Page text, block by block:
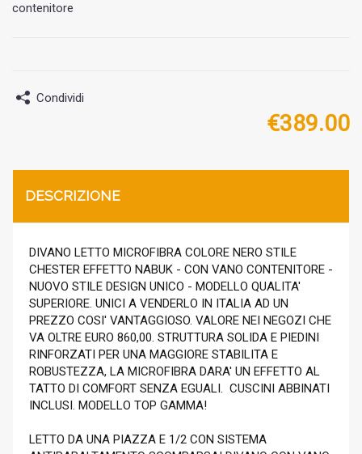
contenitore
Condividi
€389.00
DESCRIZIONE
DIVANO LETTO MICROFIBRA COLORE NERO STILE
CHESTER EFFETTO NABUK - CON VANO CONTENITORE -
NUOVO STILE DESIGN UNICO - MODELLO QUALITA'
SUPERIORE. UNICI A VENDERLO IN ITALIA AD UN
PREZZO COSI' VANTAGGIOSO. VALORE NEI NEGOZI CHE
VA OLTRE EURO 860,00. STRUTTURA SOLIDA E PIEDINI
RINFORZATI PER UNA MAGGIORE STABILITA E
ROBUSTEZZA, LA MICROFIBRA DARA' UN EFFETTO AL
TATTO DI COMFORT SENZA EGUALI. CUSCINI ABBINATI
INCLUSI. MODELLO TOP GAMMA!
LETTO DA UNA PIAZZA E 1/2 CON SISTEMA